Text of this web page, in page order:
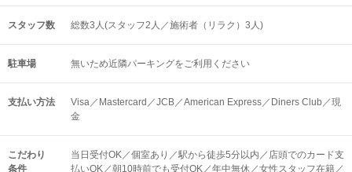
スタッフ数 総数3人(スタッフ2人／施術者（リラク）3人)
駐車場 無いため近隣パーキングをご利用ください
支払い方法
Visa／Mastercard／JCB／American Express／Diners Club／現
金
こだわり
条件
当日受付OK／個室あり／駅から徒歩5分以内／店頭でのカード支
払いOK／朝10時前でも受付OK／年中無休／女性スタッフ在籍／